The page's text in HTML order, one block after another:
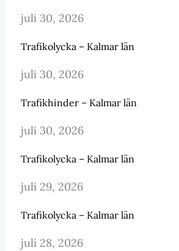
juli 30, 2026
Trafikolycka – Kalmar län
juli 30, 2026
Trafikhinder – Kalmar län
juli 30, 2026
Trafikolycka – Kalmar län
juli 29, 2026
Trafikolycka – Kalmar län
juli 28, 2026